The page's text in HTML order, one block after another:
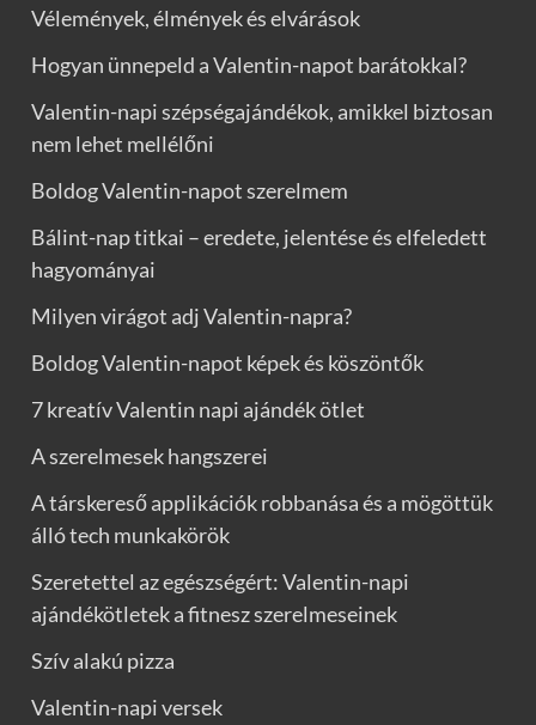
Vélemények, élmények és elvárások
Hogyan ünnepeld a Valentin-napot barátokkal?
Valentin-napi szépségajándékok, amikkel biztosan
nem lehet mellélőni
Boldog Valentin-napot szerelmem
Bálint-nap titkai – eredete, jelentése és elfeledett
hagyományai
Milyen virágot adj Valentin-napra?
Boldog Valentin-napot képek és köszöntők
7 kreatív Valentin napi ajándék ötlet
A szerelmesek hangszerei
A társkereső applikációk robbanása és a mögöttük
álló tech munkakörök
Szeretettel az egészségért: Valentin-napi
ajándékötletek a fitnesz szerelmeseinek
Szív alakú pizza
Valentin-napi versek